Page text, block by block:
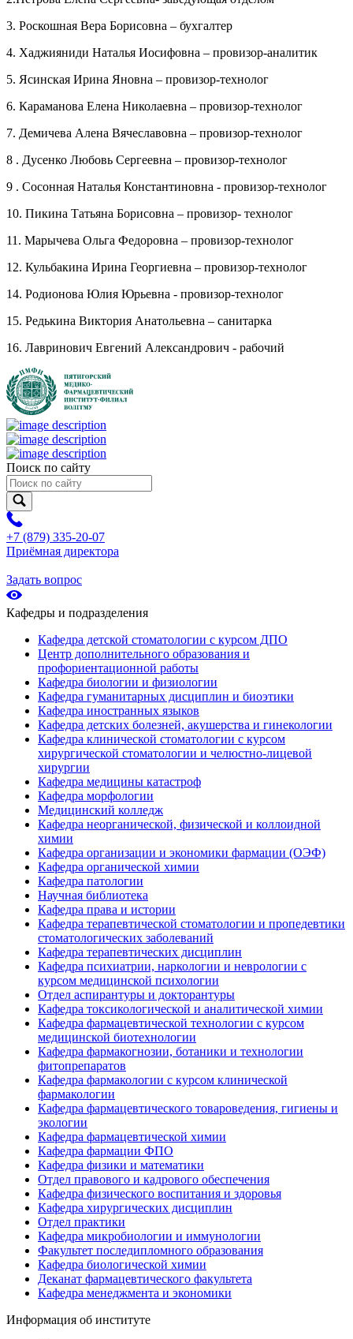
3. Роскошная Вера Борисовна – бухгалтер
4. Хаджияниди Наталья Иосифовна – провизор-аналитик
5. Ясинская Ирина Яновна – провизор-технолог
6. Караманова Елена Николаевна – провизор-технолог
7. Демичева Алена Вячеславовна – провизор-технолог
8 . Дусенко Любовь Сергеевна – провизор-технолог
9 . Сосонная Наталья Константиновна - провизор-технолог
10. Пикина Татьяна Борисовна – провизор- технолог
11. Марычева Ольга Федоровна – провизор-технолог
12. Кульбакина Ирина Георгиевна – провизор-технолог
14. Родионова Юлия Юрьевна - провизор-технолог
15. Редькина Виктория Анатольевна – санитарка
16. Лавринович Евгений Александрович - рабочий
Поиск по сайту
+7 (879) 335-20-07
Приёмная директора
Задать вопрос
Кафедры и подразделения
Кафедра детской стоматологии с курсом ДПО
Центр дополнительного образования и
профориентационной работы
Кафедра биологии и физиологии
Кафедра гуманитарных дисциплин и биоэтики
Кафедра иностранных языков
Кафедра детских болезней, акушерства и гинекологии
Кафедра клинической стоматологии с курсом
хирургической стоматологии и челюстно-лицевой
хирургии
Кафедра медицины катастроф
Кафедра морфологии
Медицинский колледж
Кафедра неорганической, физической и коллоидной
химии
Кафедра организации и экономики фармации (ОЭФ)
Кафедра органической химии
Кафедра патологии
Научная библиотека
Кафедра права и истории
Кафедра терапевтической стоматологии и пропедевтики
стоматологических заболеваний
Кафедра терапевтических дисциплин
Кафедра психиатрии, наркологии и неврологии с
курсом медицинской психологии
Отдел аспирантуры и докторантуры
Кафедра токсикологической и аналитической химии
Кафедра фармацевтической технологии с курсом
медицинской биотехнологии
Кафедра фармакогнозии, ботаники и технологии
фитопрепаратов
Кафедра фармакологии с курсом клинической
фармакологии
Кафедра фармацевтического товароведения, гигиены и
экологии
Кафедра фармацевтической химии
Кафедра фармации ФПО
Кафедра физики и математики
Отдел правового и кадрового обеспечения
Кафедра физического воспитания и здоровья
Кафедра хирургических дисциплин
Отдел практики
Кафедра микробиологии и иммунологии
Факультет последипломного образования
Кафедра биологической химии
Деканат фармацевтического факультета
Кафедра менеджмента и экономики
Информация об институте